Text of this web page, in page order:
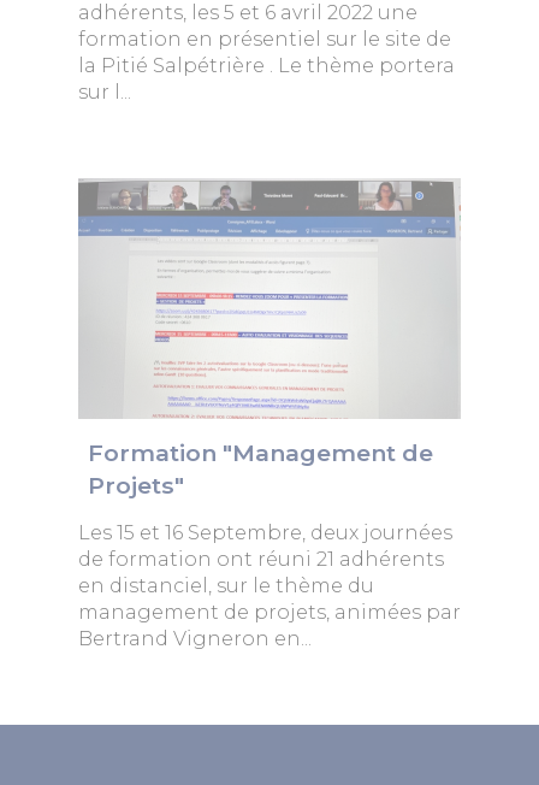
adhérents, les 5 et 6 avril 2022 une
formation en présentiel sur le site de
la Pitié Salpétrière . Le thème portera
sur l...
Formation "Management de
Projets"
Les 15 et 16 Septembre, deux journées
de formation ont réuni 21 adhérents
en distanciel, sur le thème du
management de projets, animées par
Bertrand Vigneron en...